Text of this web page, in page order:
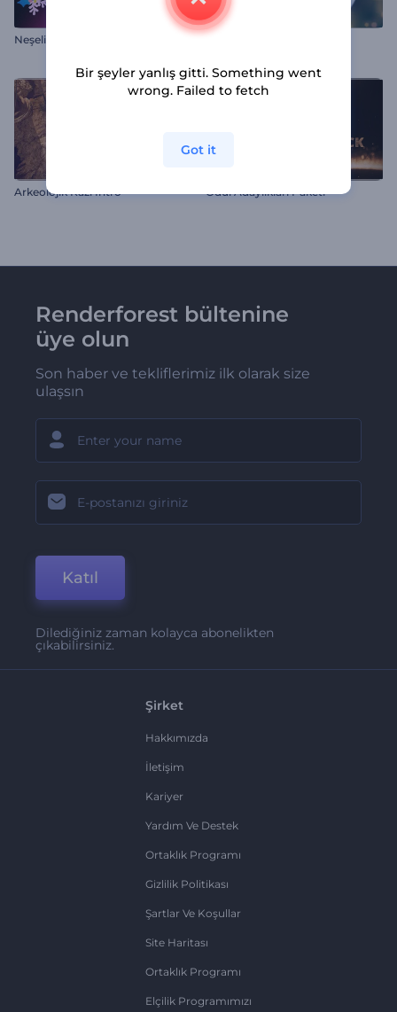
Neşeli Noel Giriş Videosu
Arkeolojik Kazı İntro Ödül Adaylıkları Paketi
Renderforest bültenine
üye olun
Son haber ve tekliflerimiz ilk olarak size
ulaşsın
Katıl
Dilediğiniz zaman kolayca abonelikten
çıkabilirsiniz.
Şirket
Hakkımızda
İletişim
Kariyer
Yardım Ve Destek
Ortaklık Programı
Gizlilik Politikası
Şartlar Ve Koşullar
Site Haritası
Ortaklık Programı
Elçilik Programımızı
Bir şeyler yanlış gitti. Something went
wrong. Failed to fetch
Got it